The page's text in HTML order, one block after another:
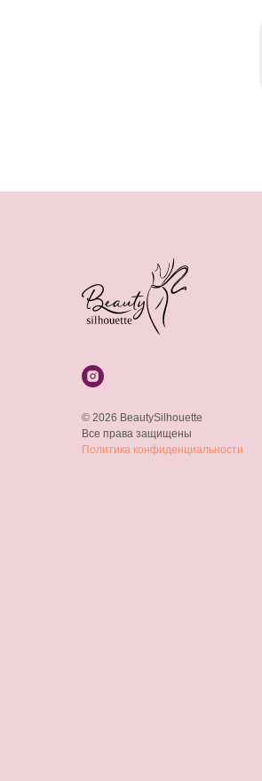
© 2026 BeautySilhouette
Все права защищены
Политика конфиденциальности